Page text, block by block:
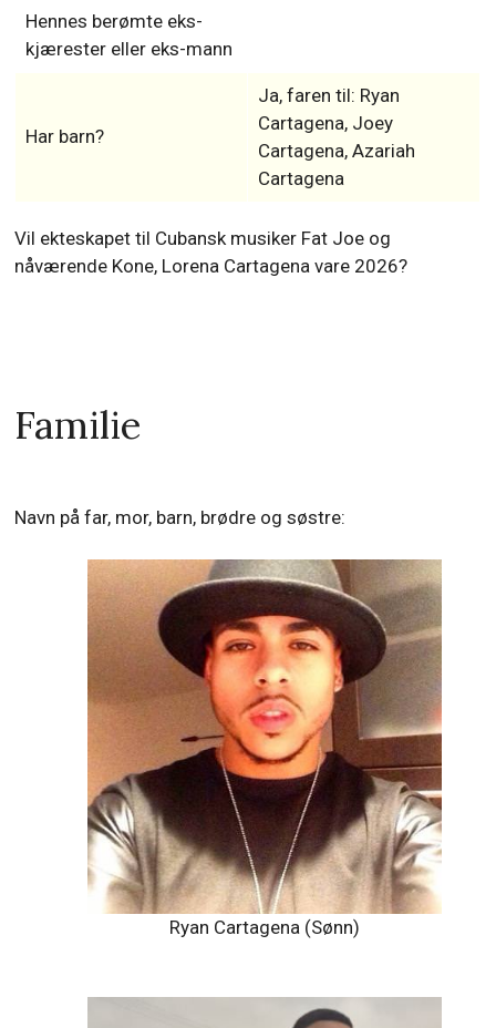
Hennes berømte eks-
kjærester eller eks-mann
Har barn?
Ja, faren til: Ryan
Cartagena, Joey
Cartagena, Azariah
Cartagena
Vil ekteskapet til Cubansk musiker Fat Joe og
nåværende Kone, Lorena Cartagena vare 2026?
Familie
Navn på far, mor, barn, brødre og søstre:
Ryan Cartagena (Sønn)